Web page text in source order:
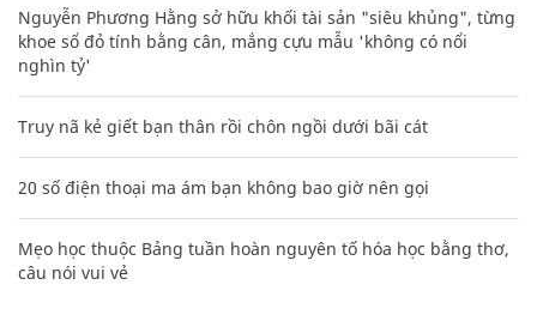
Nguyễn Phương Hằng sở hữu khối tài sản "siêu khủng", từng
khoe sổ đỏ tính bằng cân, mắng cựu mẫu 'không có nổi
nghìn tỷ'
Truy nã kẻ giết bạn thân rồi chôn ngồi dưới bãi cát
20 số điện thoại ma ám bạn không bao giờ nên gọi
Mẹo học thuộc Bảng tuần hoàn nguyên tố hóa học bằng thơ,
câu nói vui vẻ